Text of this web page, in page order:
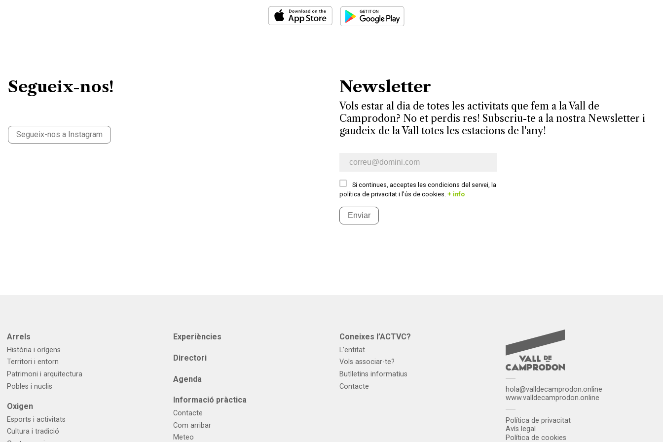
Segueix-nos!
Segueix-nos a Instagram
Newsletter
Vols estar al dia de totes les activitats que fem a la Vall de
Camprodon? No et perdis res! Subscriu-te a la nostra Newsletter i
gaudeix de la Vall totes les estacions de l'any!
E-mail newsletter
Si continues, acceptes les condicions del servei, la
política de privacitat i l’ús de cookies. + info
Enviar
hola@valldecamprodon.online
www.valldecamprodon.online
Política de privacitat
Avís legal
Política de cookies
Arrels
Història i orígens
Territori i entorn
Patrimoni i arquitectura
Pobles i nuclis
Oxigen
Esports i activitats
Cultura i tradició
Experiències
Directori
Agenda
Informació pràctica
Contacte
Com arribar
Meteo
Coneixes l’ACTVC?
L’entitat
Vols associar-te?
Butlletins informatius
Contacte